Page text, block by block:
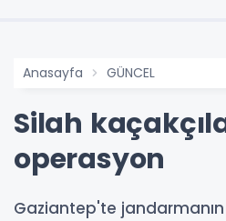
Anasayfa GÜNCEL
Silah
operasyon
Gaziantep'te jandarmanın